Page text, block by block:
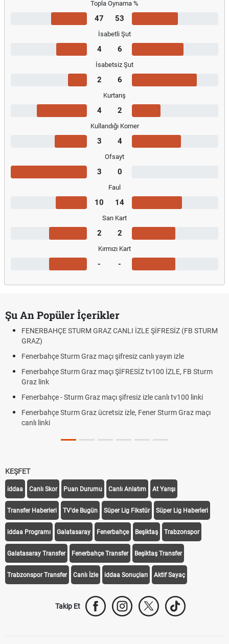
Topla Oynama %
47 53
İsabetli Şut
4 6
İsabetsiz Şut
2 6
Kurtarış
4 2
Kullandığı Korner
3 4
Ofsayt
3 0
Faul
10 14
Sarı Kart
2 2
Kırmızı Kart
- -
Şu An Popüler İçerikler
FENERBAHÇE STURM GRAZ CANLI İZLE ŞİFRESİZ (FB STURM
GRAZ)
Fenerbahçe Sturm Graz maçı şifresiz canlı yayın izle
Fenerbahçe Sturm Graz maçı ŞİFRESİZ tv100 İZLE, FB Sturm
Graz link
Fenerbahçe - Sturm Graz maçı şifresiz izle canlı tv100 linki
Fenerbahçe Sturm Graz ücretsiz izle, Fener Sturm Graz maçı
canlı linki
KEŞFET
iddaa Canlı Skor Puan Durumu Canlı Anlatım At Yarışı
Transfer Haberleri TV'de Bugün Süper Lig Fikstür Süper Lig Haberleri
iddaa Programı Galatasaray Fenerbahçe Beşiktaş Trabzonspor
Galatasaray Transfer Fenerbahçe Transfer Beşiktaş Transfer
Trabzonspor Transfer Canlı İzle iddaa Sonuçları Aktif Sayaç
Takip Et